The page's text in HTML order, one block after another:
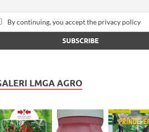
By continuing, you accept the privacy policy
LMGA AGRO